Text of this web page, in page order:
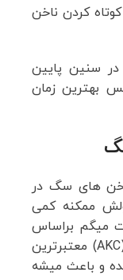
کردن ناخن
سنین پایین
بهترین زمان
های سگ در
ممکنه کمی
میگم براساس
آنچیزی است که در کنل‌ کلاب آمریکایی (AKC) معتبرترین
و باعث میشه